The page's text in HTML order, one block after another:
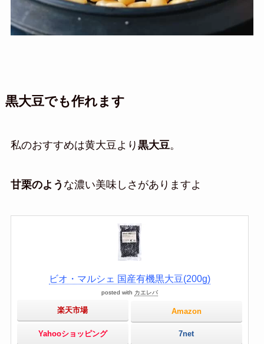
黒大豆でも作れます
私のおすすめは黄大豆より 黒大豆。
甘栗のよう な濃い美味しさがありますよ
ビオ・マルシェ 国産有機黒大豆(200g)
posted with カエレバ
楽天市場 Amazon
Yahooショッピング 7net